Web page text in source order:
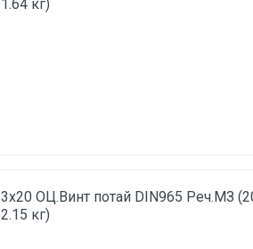
1.64 кг)
3х20 ОЦ.Винт потай DIN965 Реч.МЗ
2.15 кг)